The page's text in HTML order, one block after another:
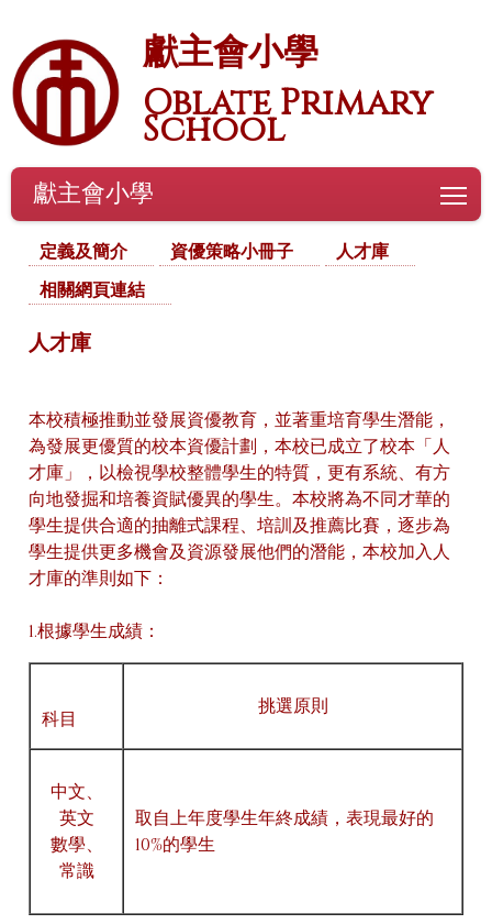
獻主會小學
Oblate Primary
School
獻主會小學
定義及簡介 資優策略小冊子
人才庫
相關網頁連結
人才庫
本校積極推動並發展資優教育，並著重培育學生潛能，
為發展更優質的校本資優計劃，本校已成立了校本「人
才庫」，以檢視學校整體學生的特質，更有系統、有方
向地發掘和培養資賦優異的學生。本校將為不同才華的
學生提供合適的抽離式課程、培訓及推薦比賽，逐步為
學生提供更多機會及資源發展他們的潛能，本校加入人
才庫的準則如下：
1.根據學生成績：
科目
挑選原則
中文、
英文
數學、
常識
取自上年度學生年終成績，表現最好的
10%的學生